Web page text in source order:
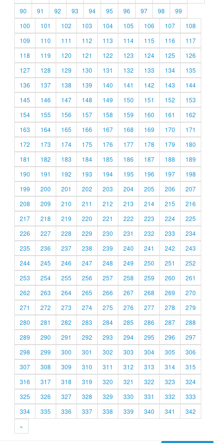
90 91 92 93 94 95 96 97 98
99
100
101 102 103 104 105 106 107
108
109
110 111 112 113 114 115 116
117
118
119 120 121 122 123 124 125
126
127
128 129 130 131 132 133 134
135
136
137 138 139 140 141 142 143
144
145
146 147 148 149 150 151 152
153
154
155 156 157 158 159 160 161
162
163
164 165 166 167 168 169 170
171
172
173 174 175 176 177 178 179
180
181
182 183 184 185 186 187 188
189
190
191 192 193 194 195 196 197
198
199
200 201 202 203 204 205 206
207
208
209 210 211 212 213 214 215
216
217
218 219 220 221 222 223 224
225
226
227 228 229 230 231 232 233
234
235
236 237 238 239 240 241 242
243
244
245 246 247 248 249 250 251
252
253
254 255 256 257 258 259 260
261
262
263 264 265 266 267 268 269
270
271
272 273 274 275 276 277 278
279
280
281 282 283 284 285 286 287
288
289
290 291 292 293 294 295 296
297
298
299 300 301 302 303 304 305
306
307
308 309 310 311 312 313 314
315
316
317 318 319 320 321 322 323
324
325
326 327 328 329 330 331 332
333
334
335 336 337 338 339 340 341
342
»